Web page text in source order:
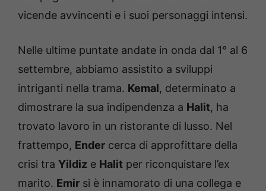
vicende avvincenti e i suoi personaggi intensi.
Nelle ultime puntate andate in onda dal 1° al 6
settembre, abbiamo assistito a sviluppi
intriganti nella trama. Kemal, determinato a
dimostrare la sua indipendenza a Halit, ha
trovato lavoro in un ristorante di lusso. Nel
frattempo, Ender cerca di approfittare della
crisi tra Yildiz e Halit per riconquistare l’ex
marito. Emir si è innamorato di una collega e